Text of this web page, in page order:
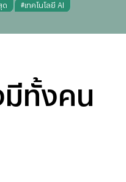
ด #เทคโนโลยี AI
#Cloud Computing
มีทั้งคน